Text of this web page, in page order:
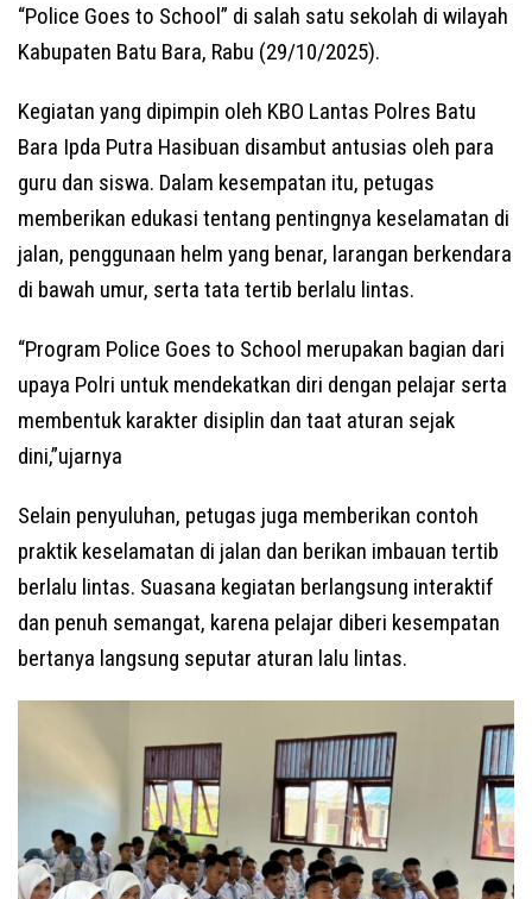
“Police Goes to School” di salah satu sekolah di wilayah
Kabupaten Batu Bara, Rabu (29/10/2025).
Kegiatan yang dipimpin oleh KBO Lantas Polres Batu
Bara Ipda Putra Hasibuan disambut antusias oleh para
guru dan siswa. Dalam kesempatan itu, petugas
memberikan edukasi tentang pentingnya keselamatan di
jalan, penggunaan helm yang benar, larangan berkendara
di bawah umur, serta tata tertib berlalu lintas.
“Program Police Goes to School merupakan bagian dari
upaya Polri untuk mendekatkan diri dengan pelajar serta
membentuk karakter disiplin dan taat aturan sejak
dini,”ujarnya
Selain penyuluhan, petugas juga memberikan contoh
praktik keselamatan di jalan dan berikan imbauan tertib
berlalu lintas. Suasana kegiatan berlangsung interaktif
dan penuh semangat, karena pelajar diberi kesempatan
bertanya langsung seputar aturan lalu lintas.